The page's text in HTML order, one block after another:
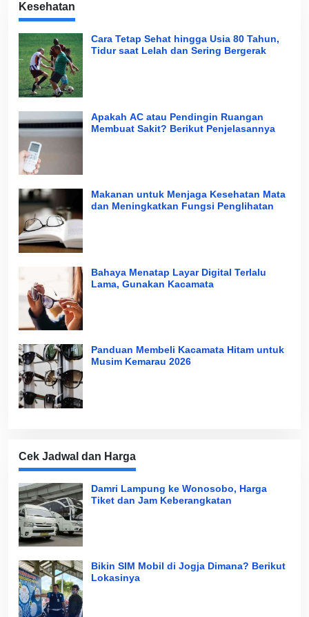
Kesehatan
Cara Tetap Sehat hingga Usia 80 Tahun,
Tidur saat Lelah dan Sering Bergerak
Apakah AC atau Pendingin Ruangan
Membuat Sakit? Berikut Penjelasannya
Makanan untuk Menjaga Kesehatan Mata
dan Meningkatkan Fungsi Penglihatan
Bahaya Menatap Layar Digital Terlalu
Lama, Gunakan Kacamata
Panduan Membeli Kacamata Hitam untuk
Musim Kemarau 2026
Cek Jadwal dan Harga
Damri Lampung ke Wonosobo, Harga
Tiket dan Jam Keberangkatan
Bikin SIM Mobil di Jogja Dimana? Berikut
Lokasinya